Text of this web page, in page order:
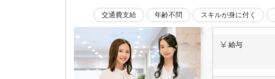
交通費支給 年齢不問 スキルが身に付く
給与